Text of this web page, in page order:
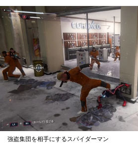
強盗集団を相手にするスパイダーマン